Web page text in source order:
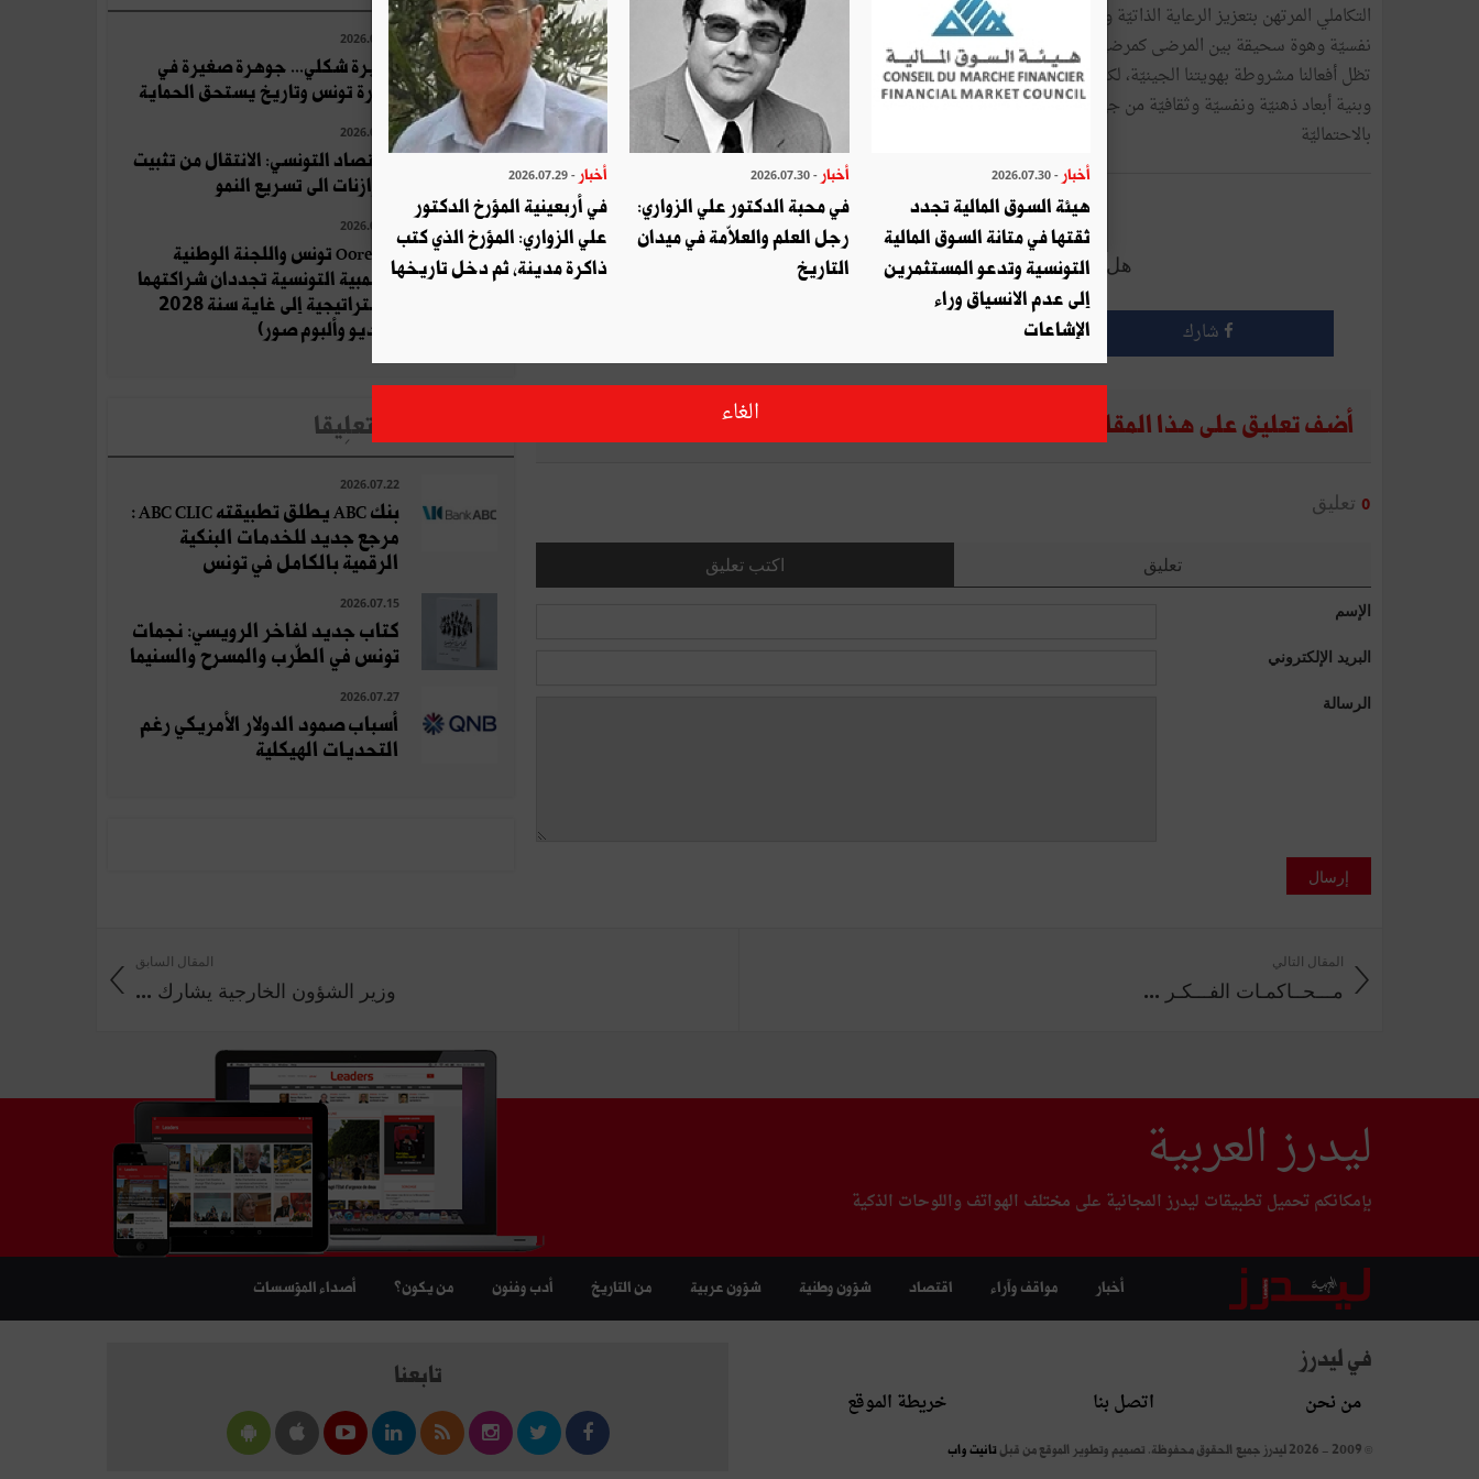
التكاملي المرتهن بتعزيز الرعاية الذاتيّة والعلاج الخصوصي، فلا يمكن التطبيق الآلي لأساليب علاجيّة نمطيّة نظرا إلى تباينات
نفسيّة وهوة سحيقة بين المرضى كمرضى السرطان، إذ لا يجوز تعميم المعالجة الكيميائيّة لاعتبارات نفسيّة بحتة . صفوة القول
تظل أفعالنا مشروطة بهويتنا الجينيّة، لكننا لسنا عبيدا في مملكتها لأنّنا سلسلة من السمات الخلويّة والفيزيولوجيّة من جهة،
وبنية أبعاد ذهنيّة ونفسيّة وثقافيّة من جهة ثانيّة، وبالتالي يتخطى العلم المعاصر مفهوم الحتميّة البيولوجيّة مستبدلا إياها
بالاحتماليّة
أرسل إلى صديق طباعة
هل أعجبك هذا المقال ؟ شارك مع أصدقائك !
شارك
أضف تعليق على هذا المقال
0 تعليق
اكتب تعليق تعليق
الإسم
البريد الإلكتروني
الرسالة
إرسال
2026.07.21
جزيرة شكلي... جوهرة صغيرة في
بحيرة تونس وتاريخ يستحق الحماية
2026.07.09
الاقتصاد التونسي: الانتقال من تثبيت
التوازنات الى تسريع النمو
2026.07.22
Ooredoo تونس واللجنة الوطنية
الأولمبية التونسية تجددان شراكتهما
الاستراتيجية إلى غاية سنة 2028
(فيديو وألبوم صور)
الأخبار الأكثر تعلِيقا
2026.07.22
بنك ABC يطلق تطبيقته ABC CLIC :
مرجع جديد للخدمات البنكية
الرقمية بالكامل في تونس
2026.07.15
كتاب جديد لفاخر الرويسي: نجمات
تونس في الطّرب والمسرح والسنيما
2026.07.27
أسباب صمود الدولار الأمريكي رغم
التحديات الهيكلية
المقال السابق
وزير الشؤون الخارجية يشارك ...
المقال التالي
مـــحــاكمـات الفـــكـر ...
ليدرز العربية
بإمكانكم تحميل تطبيقات ليدرز المجانية على مختلف الهواتف واللوحات الذكية
أخبار مواقف وآراء اقتصاد شؤون وطنية شؤون عربية من التاريخ أدب وفنون من يكون؟ أصداء المؤسسات
في ليدرز
من نحن اتصل بنا خريطة الموقع
© 2009 - 2026 ليدرز جميع الحقوق محفوظة. تصميم وتطوير الموقع من قبل تانيت واب
تابعنا
أخبار - 2026.07.30
هيئة السوق المالية تجدد
ثقتها في متانة السوق المالية
التونسية وتدعو المستثمرين
إلى عدم الانسياق وراء
الإشاعات
أخبار - 2026.07.30
في محبة الدكتور علي الزواري:
رجل العلم والعلاّمة في ميدان
التاريخ
أخبار - 2026.07.29
في أربعينية المؤرخ الدكتور
علي الزواري: المؤرخ الذي كتب
ذاكرة مدينة، ثم دخل تاريخها
الغاء